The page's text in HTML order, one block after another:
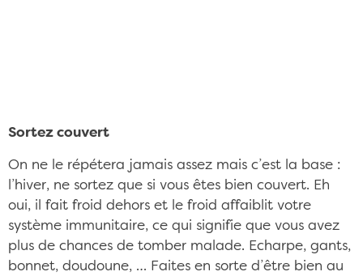
Sortez couvert
On ne le répétera jamais assez mais c’est la base :
l’hiver, ne sortez que si vous êtes bien couvert. Eh
oui, il fait froid dehors et le froid affaiblit votre
système immunitaire, ce qui signifie que vous avez
plus de chances de tomber malade. Echarpe, gants,
bonnet, doudoune, … Faites en sorte d’être bien au